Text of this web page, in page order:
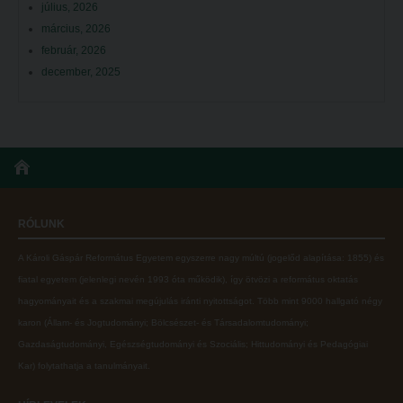
július, 2026
március, 2026
február, 2026
december, 2025
RÓLUNK
A Károli Gáspár Református Egyetem egyszerre nagy múltú (jogelőd alapítása: 1855) és
fiatal egyetem (jelenlegi nevén 1993 óta működik), így ötvözi a református oktatás
hagyományait és a szakmai megújulás iránti nyitottságot. Több mint 9000 hallgató négy
karon ( Állam- és Jogtudományi; Bölcsészet- és Társadalomtudományi;
Gazdaságtudományi, Egészségtudományi és Szociális; Hittudományi és Pedagógiai
Kar ) folytathatja a tanulmányait.